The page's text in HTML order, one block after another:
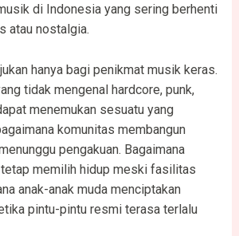
di Indonesia yang sering berhenti
atau nostalgia.
hanya bagi penikmat musik keras.
tidak mengenal hardcore, punk,
menemukan sesuatu yang
komunitas membangun
pengakuan. Bagaimana
memilih hidup meski fasilitas
anak-anak muda menciptakan
pintu-pintu resmi terasa terlalu